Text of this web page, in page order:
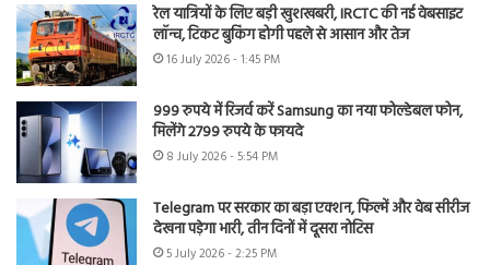
रेल यात्रियों के लिए बड़ी खुशखबरी, IRCTC की नई वेबसाइट
लॉन्च, टिकट बुकिंग होगी पहले से आसान और तेज
16 July 2026 - 1:45 PM
999 रुपये में रिजर्व करें Samsung का नया फोल्डेबल फोन,
मिलेंगे 2799 रुपये के फायदे
8 July 2026 - 5:54 PM
Telegram पर सरकार का बड़ा एक्शन, फिल्में और वेब सीरीज
देखना पड़ेगा भारी, तीन दिनों में दूसरा नोटिस
5 July 2026 - 2:25 PM